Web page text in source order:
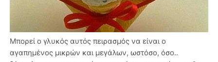
Μπορεί ο γλυκός αυτός πειρασμός να είναι ο
αγαπημένος μικρών και μεγάλων, ωστόσο, όσο..